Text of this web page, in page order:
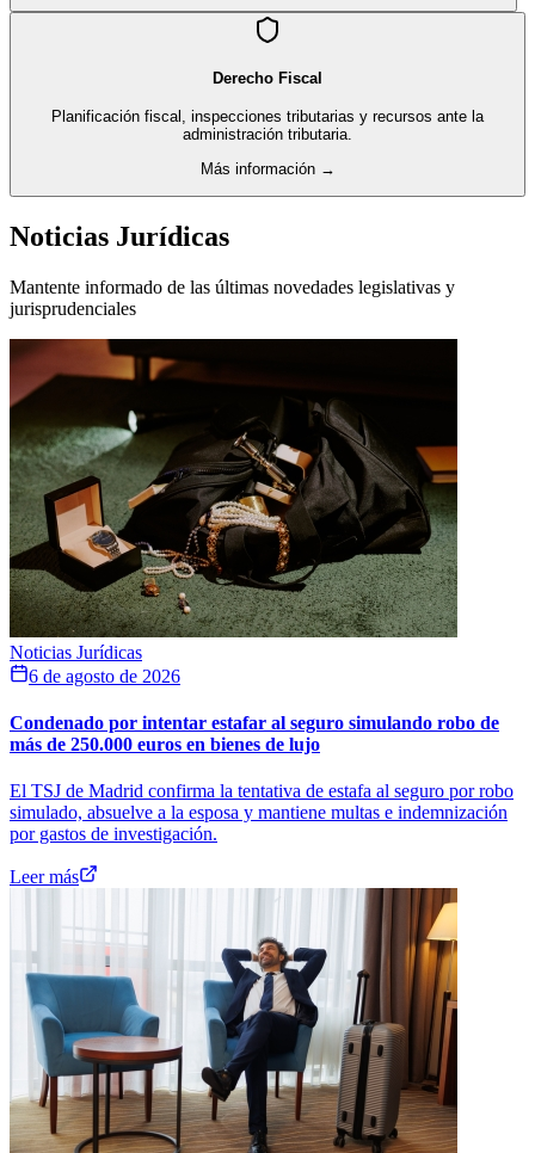
Derecho Fiscal
Planificación fiscal, inspecciones tributarias y recursos ante la
administración tributaria.
Más información →
Noticias Jurídicas
Mantente informado de las últimas novedades legislativas y
jurisprudenciales
Noticias Jurídicas
6 de agosto de 2026
Condenado por intentar estafar al seguro simulando robo de
más de 250.000 euros en bienes de lujo
El TSJ de Madrid confirma la tentativa de estafa al seguro por robo
simulado, absuelve a la esposa y mantiene multas e indemnización
por gastos de investigación.
Leer más